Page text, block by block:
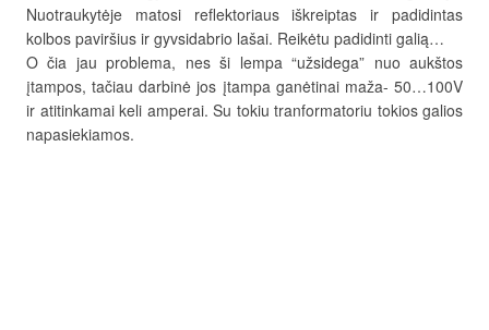
Nuotraukytėje matosi reflektoriaus iškreiptas ir padidintas
kolbos paviršius ir gyvsidabrio lašai. Reikėtu padidinti galią…
O čia jau problema, nes ši lempa “užsidega” nuo aukštos
įtampos, tačiau darbinė jos įtampa ganėtinai maža- 50…100V
ir atitinkamai keli amperai. Su tokiu tranformatoriu tokios galios
napasiekiamos.